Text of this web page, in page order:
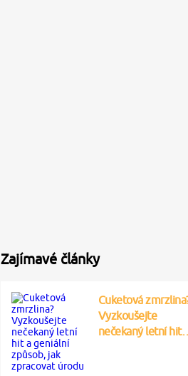
Zajímavé články
Cuketová
Vyzkoušejte
nečekaný letní